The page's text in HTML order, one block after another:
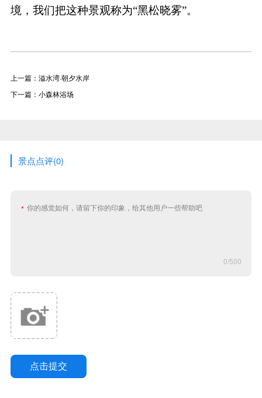
境，我们把这种景观称为“黑松晓雾”。
上一篇：溢水湾·朝夕水岸
下一篇：小森林浴场
景点点评(0)
0/500
点击提交